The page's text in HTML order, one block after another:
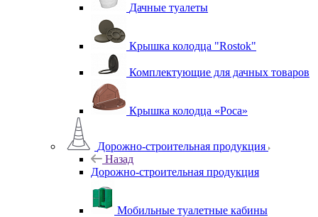
Дачные туалеты
Крышка колодца "Rostok"
Комплектующие для дачных товаров
Крышка колодца «Роса»
Дорожно-строительная продукция
Назад
Дорожно-строительная продукция
Мобильные туалетные кабины